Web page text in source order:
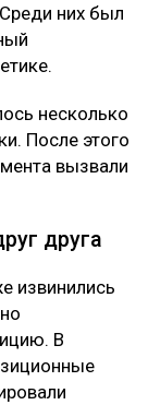
них был
несколько
После этого
вызвали
друга
извинились
В